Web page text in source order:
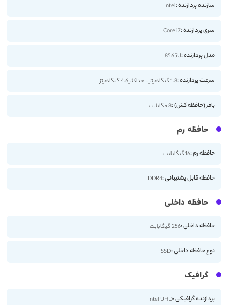
سازنده پردازنده :Intel
سری پردازنده :Core i7
مدل پردازنده :8565U
سرعت پردازنده :1.8 گیگاهرتز - حداکثر 4.6 گیگاهرتز
بافر (حافظه کش) :8 مگابایت
حافظه رم
حافظه رم :16 گیگابایت
حافظه قابل پشتیبانی :DDR4
حافظه داخلی
حافظه داخلی :256 گیگابایت
نوع حافظه داخلی :SSD
گرافیک
پردازنده گرافیکی :Intel UHD